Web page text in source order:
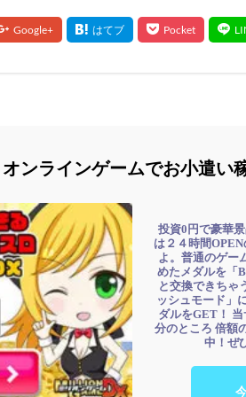
オンラインゲームでお小遣い
投資0円で豪華
は２４時間
よ。普通のゲー
めたメダルを「
と交換できちゃ
ッシュモード」
ダルをGET！
分のところ 倍額
中！ぜ